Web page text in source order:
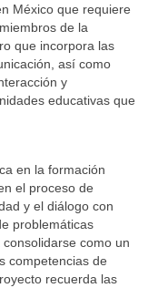
México que requiere
de la
que incorpora las
así como
y
educativas que
en la formación
el proceso de
y el diálogo con
problemáticas
como un
competencias de
recuerda las